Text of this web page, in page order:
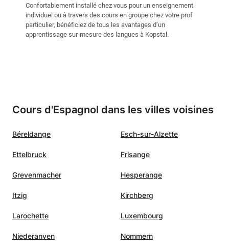
Confortablement installé chez vous pour un enseignement
individuel ou à travers des cours en groupe chez votre prof
particulier, bénéficiez de tous les avantages d’un
apprentissage sur-mesure des langues à Kopstal.
Cours d'Espagnol dans les villes voisines
Béreldange Esch-sur-Alzette
Ettelbruck Frisange
Grevenmacher Hesperange
Itzig Kirchberg
Larochette Luxembourg
Niederanven Nommern